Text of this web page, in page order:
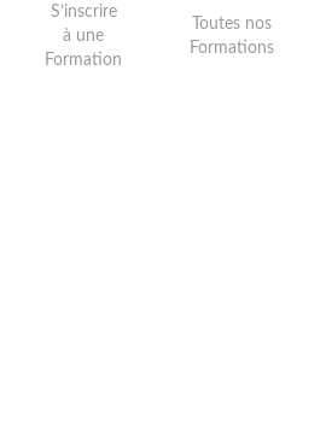
S’inscrire
à une
Formation
Toutes nos
Formations